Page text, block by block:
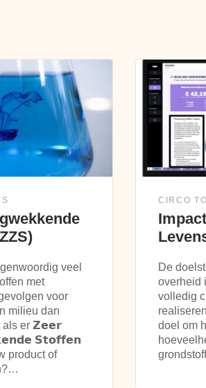
veel
met
voor
milieu dan
als er 𝗭𝗲𝗲𝗿
𝗦𝘁𝗼𝗳𝗳𝗲𝗻
product of
CIRCO
De
overheid
volledig
doel om